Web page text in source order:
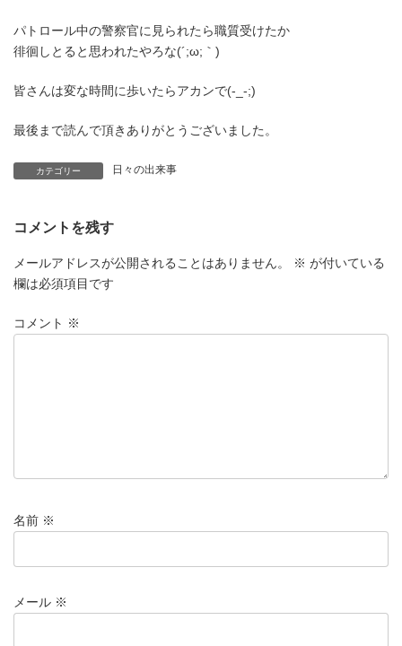
パトロール中の警察官に見られたら職質受けたか
徘徊しとると思われたやろな(´;ω;｀)
皆さんは変な時間に歩いたらアカンで(-_-;)
最後まで読んで頂きありがとうございました。
カテゴリー 日々の出来事
コメントを残す
メールアドレスが公開されることはありません。 ※ が付いている
欄は必須項目です
コメント ※
名前 ※
メール ※